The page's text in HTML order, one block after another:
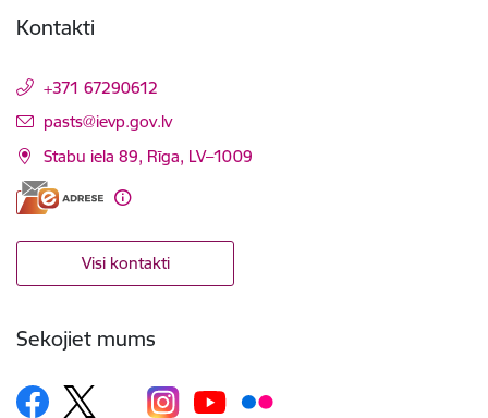
Kontakti
+371 67290612
E-pasts:
pasts@ievp.gov.lv
Stabu iela 89, Rīga, LV–1009
Visi kontakti
Sekojiet mums